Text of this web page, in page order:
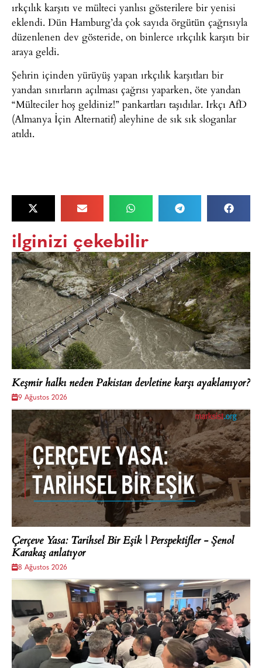
ırkçılık karşıtı ve mülteci yanlısı gösterilere bir yenisi
eklendi. Dün Hamburg’da çok sayıda örgütün çağrısıyla
düzenlenen dev gösteride, on binlerce ırkçılık karşıtı bir
araya geldi.
Şehrin içinden yürüyüş yapan ırkçılık karşıtları bir
yandan sınırların açılması çağrısı yaparken, öte yandan
“Mülteciler hoş geldiniz!” pankartları taşıdılar. Irkçı AfD
(Almanya İçin Alternatif) aleyhine de sık sık sloganlar
atıldı.
ilginizi çekebilir
Keşmir halkı neden Pakistan devletine karşı ayaklanıyor?
9 Ağustos 2026
Çerçeve Yasa: Tarihsel Bir Eşik | Perspektifler - Şenol
Karakaş anlatıyor
8 Ağustos 2026